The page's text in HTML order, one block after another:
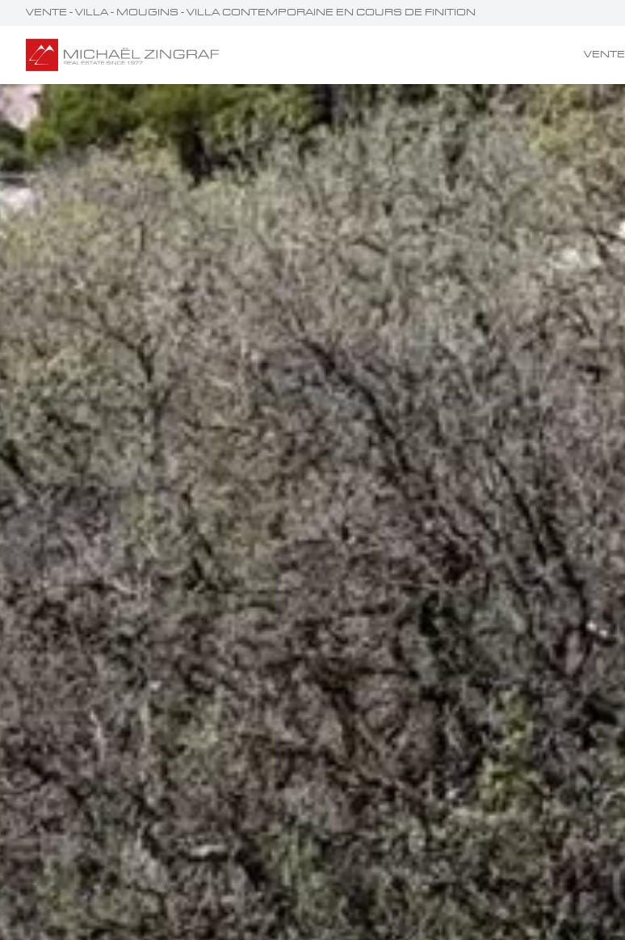
VENTE - VILLA - MOUGINS - VILLA CONTEMPORAINE EN COURS DE FINITION
VENTE